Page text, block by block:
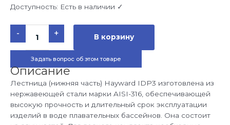
Доступность: Есть в наличии ✓
-
Количество
товара
Лестница
из
двух
частей
3cт
AISI-
316
часть)
+ В корзину
Задать вопрос об этом товаре
Описание
Лестница (нижняя часть) Hayward IDP3 изготовлена из
нержавеющей стали марки AISI-316, обеспечивающей
высокую прочность и длительный срок эксплуатации
изделий в воде плавательных бассейнов. Она состоит